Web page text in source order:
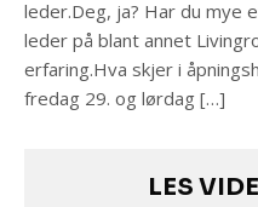
leder.Deg, ja? Har du mye
leder på blant annet
erfaring.Hva skjer i
fredag 29. og lørdag […]
LES